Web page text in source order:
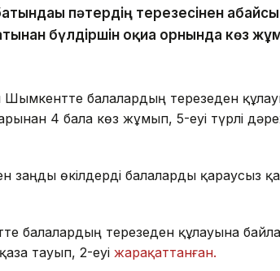
пәтердің терезесінен
бүлдіршін оқиға орнында көз
балалардың терезеден
4 бала көз жұмып, 5-еуі түрлі
заңды өкілдерді балаларды қараусыз
балалардың терезеден құлауына
тауып, 2-еуі жарақаттанған.